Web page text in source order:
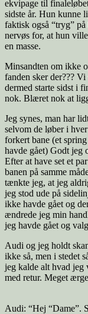
ekvipage til
sidste år. Hun kunne
faktisk også “tryg”
nervøs for, at hun
en masse.
Minsandten om ikke
fanden sker der???
dermed starte sidst i
nok. Blæret nok at
Jeg synes, man har
selvom de løber i
forkert bane (et
havde gået) Godt jeg
Efter at have set et
banen på samme
tænkte jeg, at jeg
jeg stod ude på
ikke havde gået og
ændrede jeg min
jeg havde gået og
Audi og jeg holdt
ikke så, men i stedet
jeg kalde alt hvad jeg
med retur. Meget
Audi: “Hej